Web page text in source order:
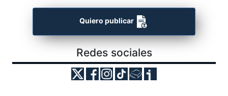
Quiero publicar
Redes sociales